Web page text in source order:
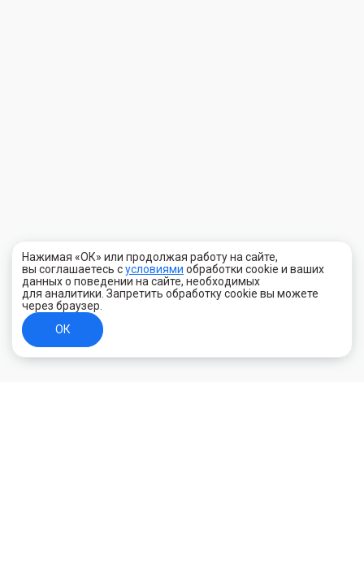
Нажимая «ОК» или продолжая работу на сайте,
вы соглашаетесь сусловиями обработки cookie и ваших
данных о поведении на сайте, необходимых
для аналитики. Запретить обработку cookie вы можете
через браузер.
ОК